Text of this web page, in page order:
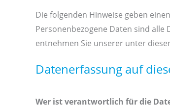
Die folgenden Hinweise geben
Personenbezogene Daten sind
entnehmen Sie unserer unter
Datenerfassung auf
Wer ist verantwortlich für die